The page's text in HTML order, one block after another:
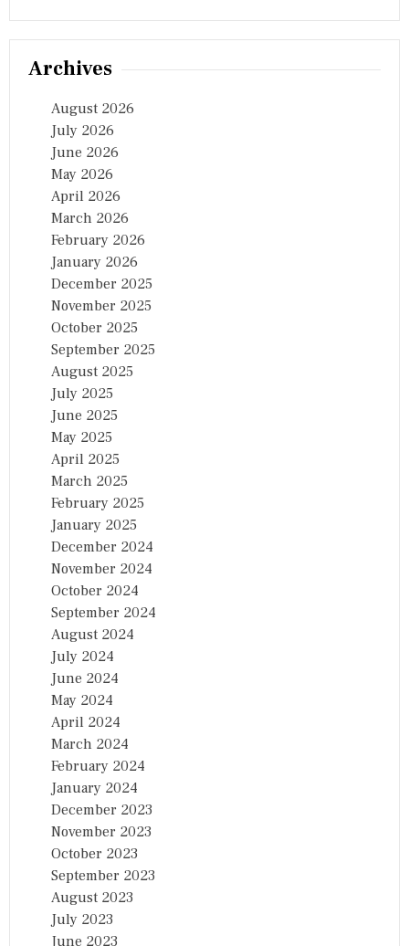
Archives
August 2026
July 2026
June 2026
May 2026
April 2026
March 2026
February 2026
January 2026
December 2025
November 2025
October 2025
September 2025
August 2025
July 2025
June 2025
May 2025
April 2025
March 2025
February 2025
January 2025
December 2024
November 2024
October 2024
September 2024
August 2024
July 2024
June 2024
May 2024
April 2024
March 2024
February 2024
January 2024
December 2023
November 2023
October 2023
September 2023
August 2023
July 2023
June 2023